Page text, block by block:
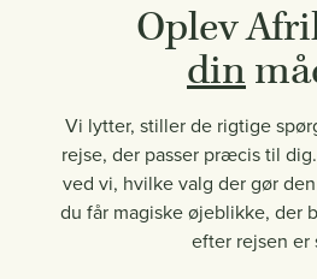
Oplev
din
Vi lytter, stiller de rigtige
rejse, der passer præcis til
ved vi, hvilke valg der gør
du får magiske øjeblikke, der
efter rejsen er